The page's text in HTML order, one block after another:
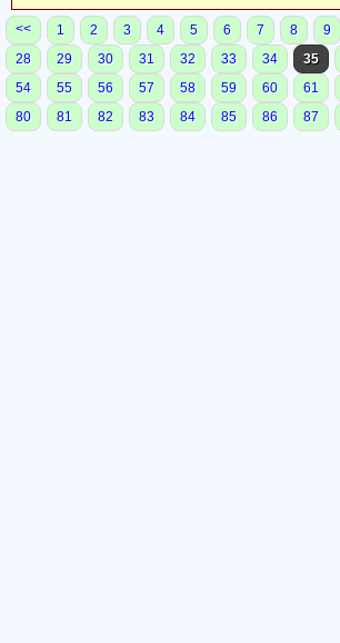
<< 1 2 3 4 5 6 7 8 9
28
29 30 31 32 33 34 35
54
55 56 57 58 59 60 61
80
81 82 83 84 85 86 87